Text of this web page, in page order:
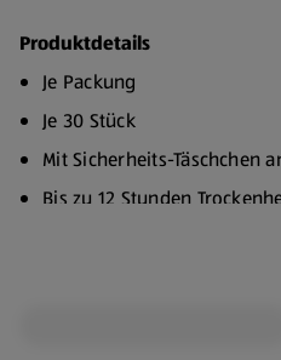
Produktdetails
Je Packung
Je 30 Stück
Mit Sicherheits-Täschchen
Bis zu 12 Stunden